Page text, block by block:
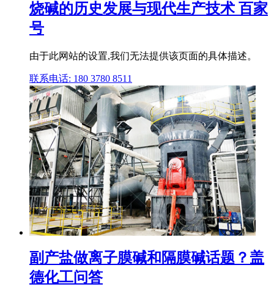
烧碱的历史发展与现代生产技术 百家
号
由于此网站的设置,我们无法提供该页面的具体描述。
联系电话: 180 3780 8511
副产盐做离子膜碱和隔膜碱话题？盖
德化工问答